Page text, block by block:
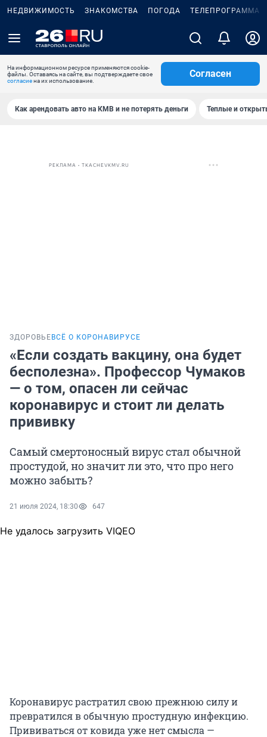
НЕДВИЖИМОСТЬ ЗНАКОМСТВА ПОГОДА ТЕЛЕПРОГРАММА
На информационном ресурсе применяются cookie-
файлы. Оставаясь на сайте, вы подтверждаете свое
согласиена их использование.
Согласен
Как арендовать авто на КМВ и не потерять деньги Теплые и
РЕКЛАМА • TKACHEVKMV.RU
ЗДОРОВЬЕ ВСЁ О КОРОНАВИРУСЕ
«Если создать вакцину, она будет
бесполезна». Профессор Чумаков
— о том, опасен ли сейчас
коронавирус и стоит ли делать
прививку
Самый смертоносный вирус стал обычной
простудой, но значит ли это, что про него
можно забыть?
21 июля 2024, 18:30 647
Не удалось загрузить VIQEO
Коронавирус растратил свою прежнюю силу и
превратился в обычную простудную инфекцию.
Прививаться от ковида уже нет смысла —